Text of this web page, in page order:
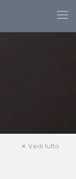
Vedi tutto